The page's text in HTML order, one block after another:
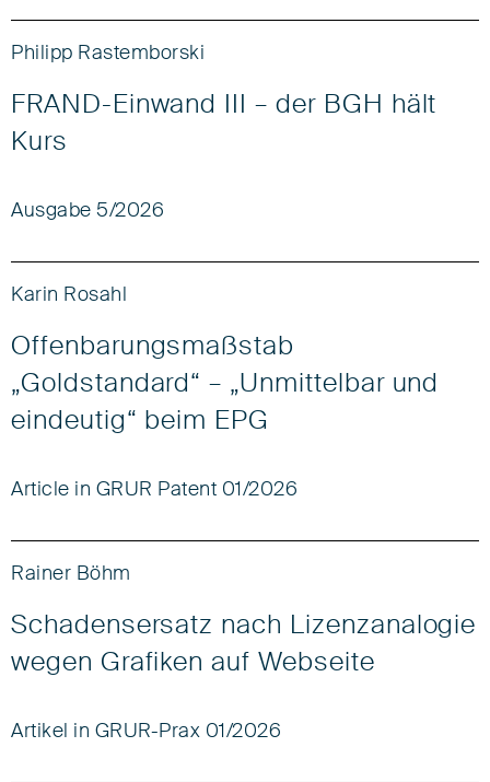
Philipp Rastemborski
FRAND-Einwand III – der BGH hält
Kurs
Ausgabe 5/2026
Karin Rosahl
Offenbarungsmaßstab
„Goldstandard“ – „Unmittelbar und
eindeutig“ beim EPG
Article in GRUR Patent 01/2026
Rainer Böhm
Schadensersatz nach Lizenzanalogie
wegen Grafiken auf Webseite
Artikel in GRUR-Prax 01/2026